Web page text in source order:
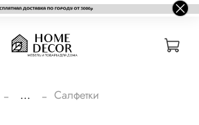
... Салфетки